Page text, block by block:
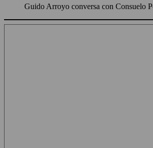
Guido Arroyo conversa con Consuelo